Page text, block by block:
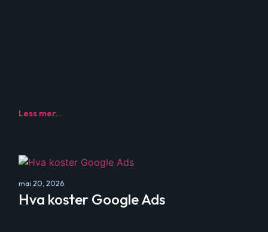
Less mer...
mai 20, 2026
Hva koster Google Ads